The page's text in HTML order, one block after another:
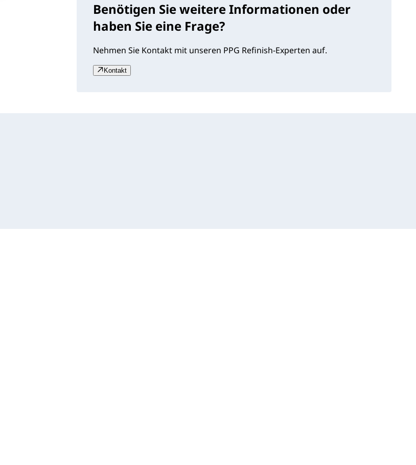
Benötigen Sie weitere Informationen oder
haben Sie eine Frage?
Nehmen Sie Kontakt mit unseren PPG Refinish-Experten auf.
Kontakt